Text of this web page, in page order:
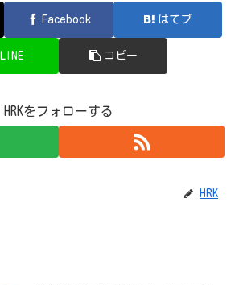
Facebook はてブ
LINE コピー
HRKをフォローする
HRK